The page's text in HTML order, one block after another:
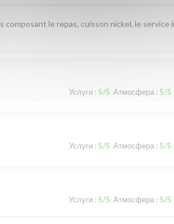
le repas, cuisson nickel, le service
Услуги : 5/5 Атмосфера :5/5
Услуги : 5/5 Атмосфера : 5/5
Услуги : 5/5 Атмосфера : 5/5